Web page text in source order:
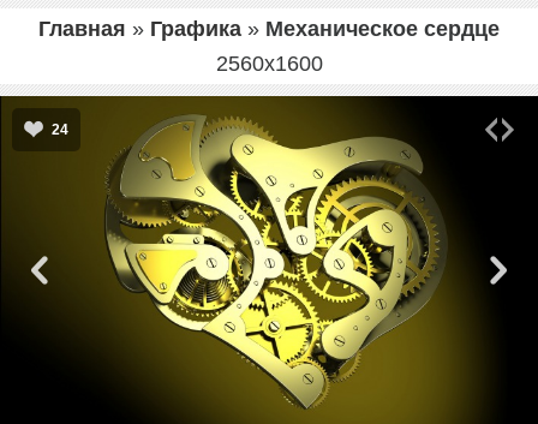
Главная » Графика » Механическое сердце
2560x1600
24